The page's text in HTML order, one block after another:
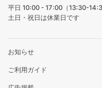
平日 10:00 - 17:00（13:30-
土日・祝日は休業日です
お知らせ
ご利用ガイド